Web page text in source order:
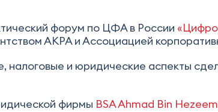
форум по ЦФА в России
АКРА и Ассоциацией
и юридические аспекты
фирмы BSA Ahmad Bin